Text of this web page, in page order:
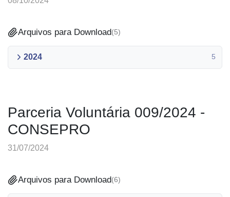
Arquivos para Download(5)
2024 5
Parceria Voluntária 009/2024 -
CONSEPRO
31/07/2024
Arquivos para Download(6)